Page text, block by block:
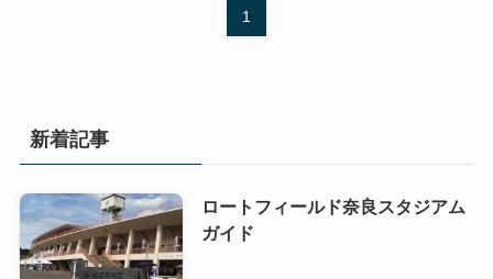
1
新着記事
ロートフィールド奈良スタジアム
ガイド